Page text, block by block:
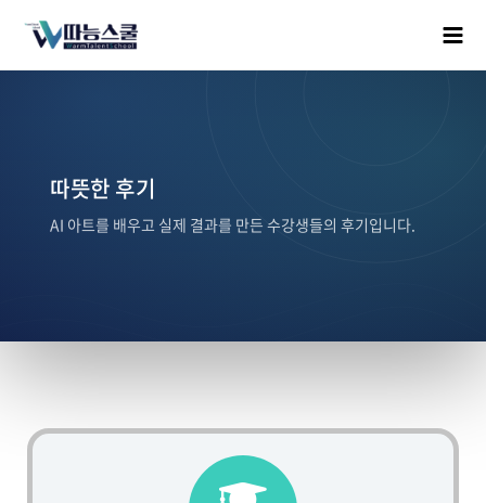
따뜻한 후기
AI 아트를 배우고 실제 결과를 만든 수강생들의 후기입니다.